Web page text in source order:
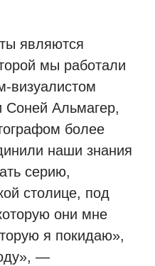
являются
мы работали
визуалистом
Альмагер,
более
наши знания
серию,
столице, под
они мне
я покидаю»,
—